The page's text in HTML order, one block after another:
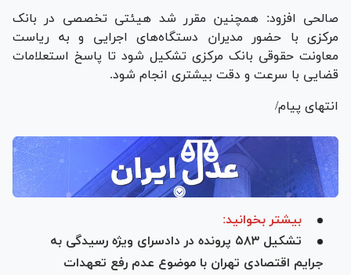
صالحی افزود: همچنین مقرر شد هیئتی تخصصی در بانک
مرکزی با حضور مدیران دستگاه‌های اجرایی و به ریاست
معاونت حقوقی بانک مرکزی تشکیل شود تا پاسخ استعلامات
قضایی با سرعت و دقت بیشتری انجام شود.
انتهای پیام/
بیشتر بخوانید:
تشکیل ۵۸۳ پرونده در دادسرای ویژه رسیدگی به
جرایم اقتصادی تهران با موضوع عدم رفع تعهدات